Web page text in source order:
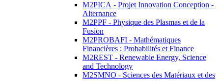
M2PICA - Projet Innovation Conception -
Alternance
M2PPF - Physique des Plasmas et de la
Fusion
M2PROBAFI - Mathématiques
Financières : Probabilités et Finance
M2REST - Renewable Energy, Science
and Technology
M2SMNO - Sciences des Matériaux et des